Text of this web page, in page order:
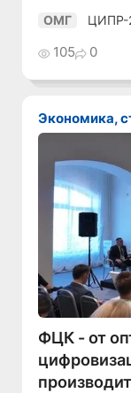
ОМГ ЦИПР-
105 0
Экономика,
ФЦК - от